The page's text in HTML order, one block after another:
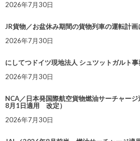
2026年7月30日
JR貨物／お盆休み期間の貨物列車の運転計画
2026年7月30日
にしてつドイツ現地法人 シュツットガルト
2026年7月30日
NCA／日本発国際航空貨物燃油サーチャー
8月1日適用 改定）
2026年7月30日